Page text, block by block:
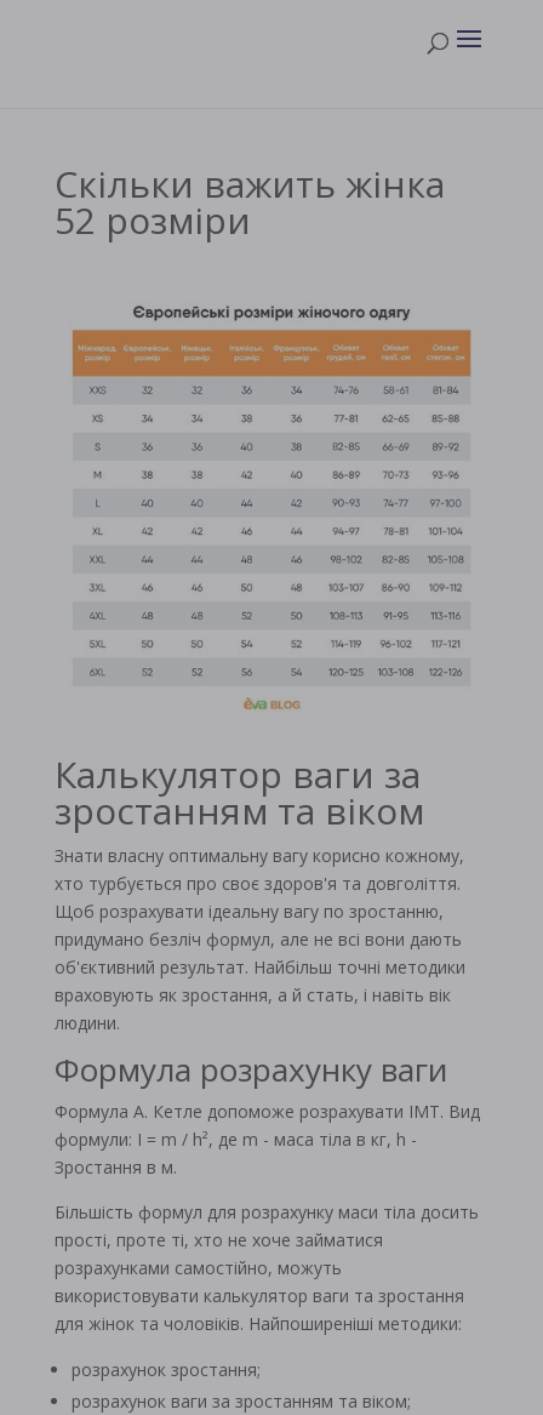
Скільки важить жінка
52 розміри
Калькулятор ваги за
зростанням та віком
Знати власну оптимальну вагу корисно кожному,
хто турбується про своє здоров'я та довголіття.
Щоб розрахувати ідеальну вагу по зростанню,
придумано безліч формул, але не всі вони дають
об'єктивний результат. Найбільш точні методики
враховують як зростання, а й стать, і навіть вік
людини.
Формула розрахунку ваги
Формула А. Кетле допоможе розрахувати ІМТ. Вид
формули: I = m / h², де m - маса тіла в кг, h -
Зростання в м.
Більшість формул для розрахунку маси тіла досить
прості, проте ті, хто не хоче займатися
розрахунками самостійно, можуть
використовувати калькулятор ваги та зростання
для жінок та чоловіків. Найпоширеніші методики:
розрахунок зростання;
розрахунок ваги за зростанням та віком;